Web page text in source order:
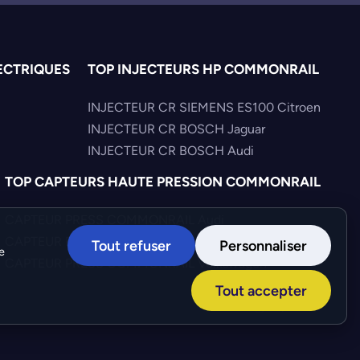
TOP INJECTEURS HP COMMONRAIL
INJECTEUR CR SIEMENS ES100 Citroen
INJECTEUR CR BOSCH Jaguar
INJECTEUR CR BOSCH Audi
TOP CAPTEURS HAUTE PRESSION COMMONRAIL
CAPTEUR PRESS COMMONRAIL Hyundai
CAPTEUR PRESS COMMONRAIL Volkswagen
Création :
Tout refuser Personnaliser
Tout accepter